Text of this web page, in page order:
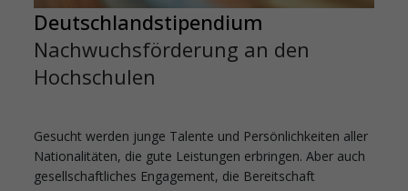
Deutschlandstipendium
Nachwuchsförderung an den
Hochschulen
Gesucht werden junge Talente und Persönlichkeiten aller
Nationalitäten, die gute Leistungen erbringen. Aber auch
gesellschaftliches Engagement, die Bereitschaft